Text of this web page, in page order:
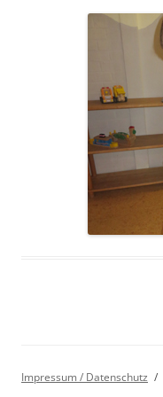
Impressum / Datenschutz